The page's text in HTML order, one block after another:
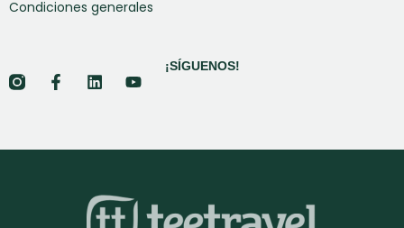
Condiciones generales
¡SÍGUENOS!